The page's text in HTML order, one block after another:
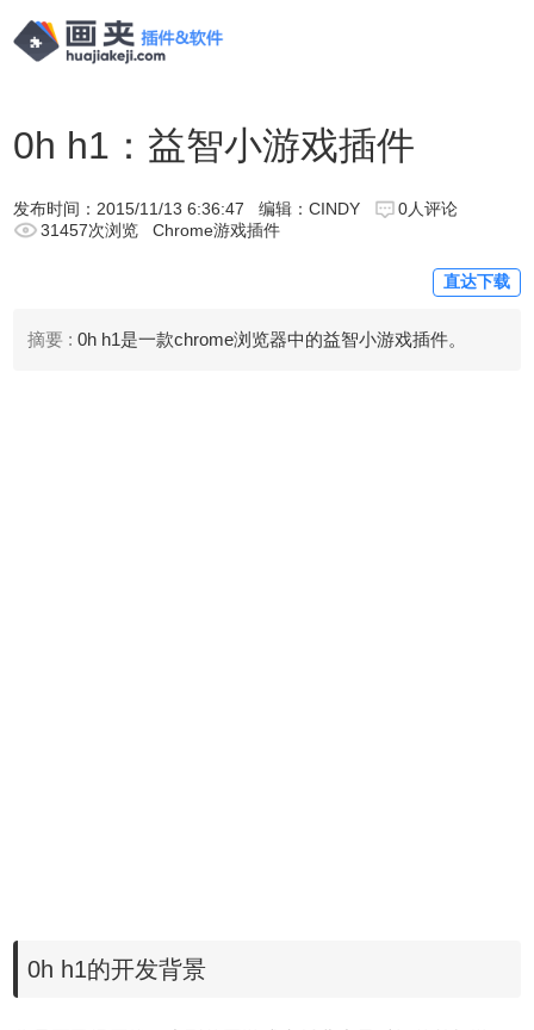
0h h1：益智小游戏插件
发布时间： 2015/11/13 6:36:47 编辑：CINDY
0人评论
31457次浏览
Chrome游戏插件
直达下载
摘要 : 0h h1是一款chrome浏览器中的益智小游戏插件。
0h h1的开发背景